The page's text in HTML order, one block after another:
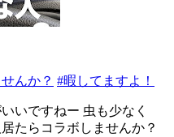
んか？ #暇してますよ！
いですねー 虫も少なく
たらコラボしませんか？